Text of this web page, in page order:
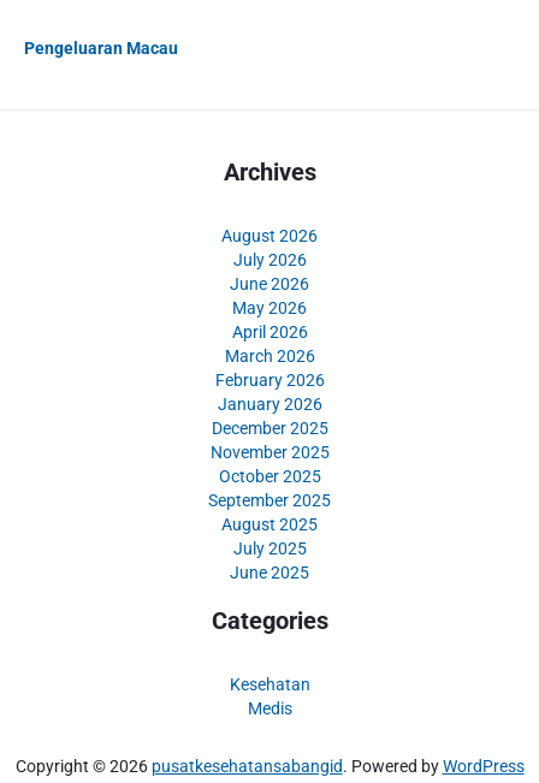
Pengeluaran Macau
Archives
August 2026
July 2026
June 2026
May 2026
April 2026
March 2026
February 2026
January 2026
December 2025
November 2025
October 2025
September 2025
August 2025
July 2025
June 2025
Categories
Kesehatan
Medis
Copyright © 2026 pusatkesehatansabangid. Powered byWordPress